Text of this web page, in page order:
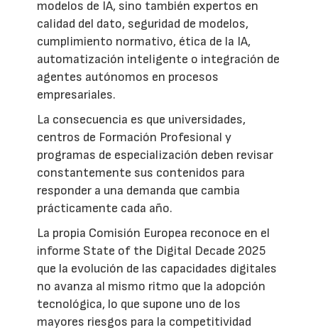
modelos de IA, sino también expertos en
calidad del dato, seguridad de modelos,
cumplimiento normativo, ética de la IA,
automatización inteligente o integración de
agentes autónomos en procesos
empresariales.
La consecuencia es que universidades,
centros de Formación Profesional y
programas de especialización deben revisar
constantemente sus contenidos para
responder a una demanda que cambia
prácticamente cada año.
La propia Comisión Europea reconoce en el
informe State of the Digital Decade 2025
que la evolución de las capacidades digitales
no avanza al mismo ritmo que la adopción
tecnológica, lo que supone uno de los
mayores riesgos para la competitividad